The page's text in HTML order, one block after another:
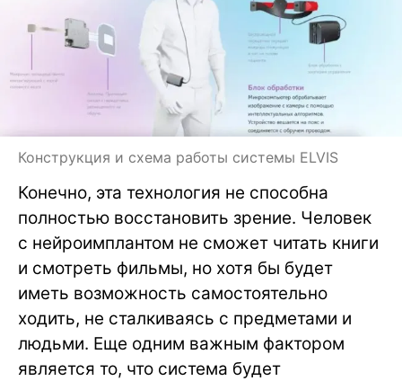
Конструкция и схема работы системы ELVIS
Конечно, эта технология не способна
полностью восстановить зрение. Человек
с нейроимплантом не сможет читать книги
и смотреть фильмы, но хотя бы будет
иметь возможность самостоятельно
ходить, не сталкиваясь с предметами и
людьми. Еще одним важным фактором
является то, что система будет